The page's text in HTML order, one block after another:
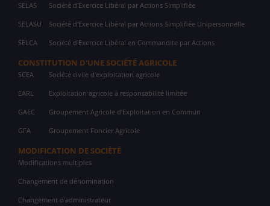
SELAS Société d'Exercice Libéral par Actions Simplifiée
SELASU Société d'Exercice Libéral par Actions Simplifiée Unipersonnelle
SELCA Société d'Exercice Libéral en Commandite par Actions
CONSTITUTION D'UNE SOCIÉTÉ AGRICOLE
SCEA Société civile d'exploitation agricole
EARL Exploitation agricole à responsabilité limitée
GAEC Groupement Agricole d'Exploitation en Commun
GFA Groupement Foncier Agricole
MODIFICATION DE SOCIÉTÉ
Modifications multiples
Changement de dénomination
Changement d'administrateur